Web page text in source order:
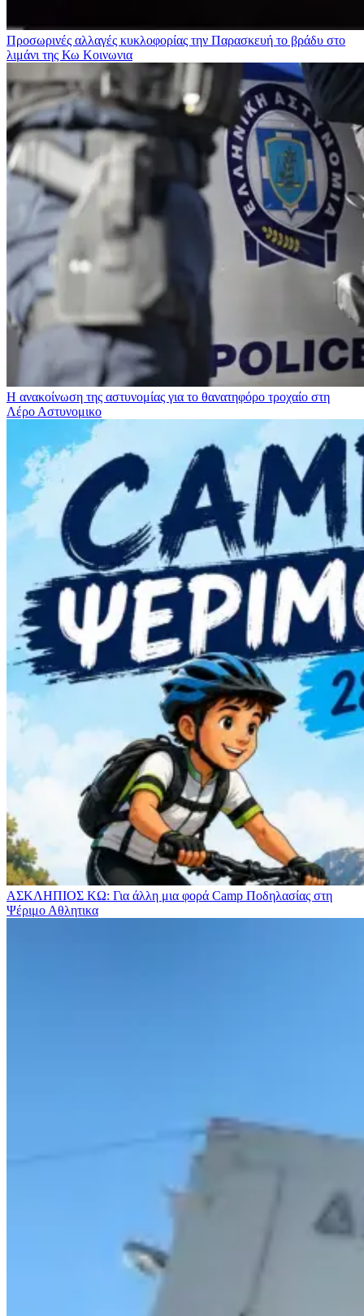
Προσωρινές αλλαγές κυκλοφορίας την Παρασκευή το βράδυ στο
λιμάνι της Κω Κοινωνια
Η ανακοίνωση της αστυνομίας για το θανατηφόρο τροχαίο στη
Λέρο Αστυνομικο
ΑΣΚΛΗΠΙΟΣ ΚΩ: Για άλλη μια φορά Camp Ποδηλασίας στη
Ψέριμο Αθλητικα